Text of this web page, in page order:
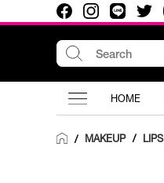
HOME
/ MAKEUP / LIPS